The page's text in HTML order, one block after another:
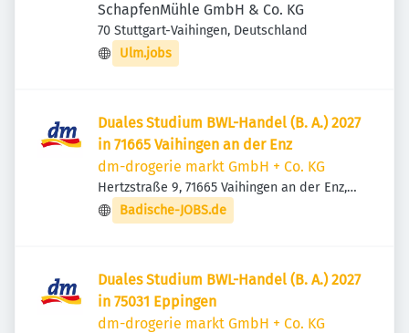
SchapfenMühle GmbH & Co. KG
70 Stuttgart-Vaihingen, Deutschland
Ulm.jobs
Duales Studium BWL-Handel (B. A.) 2027
in 71665 Vaihingen an der Enz
dm-drogerie markt GmbH + Co. KG
Hertzstraße 9, 71665 Vaihingen an der Enz,
Deutschland
Badische-JOBS.de
Duales Studium BWL-Handel (B. A.) 2027
in 75031 Eppingen
dm-drogerie markt GmbH + Co. KG